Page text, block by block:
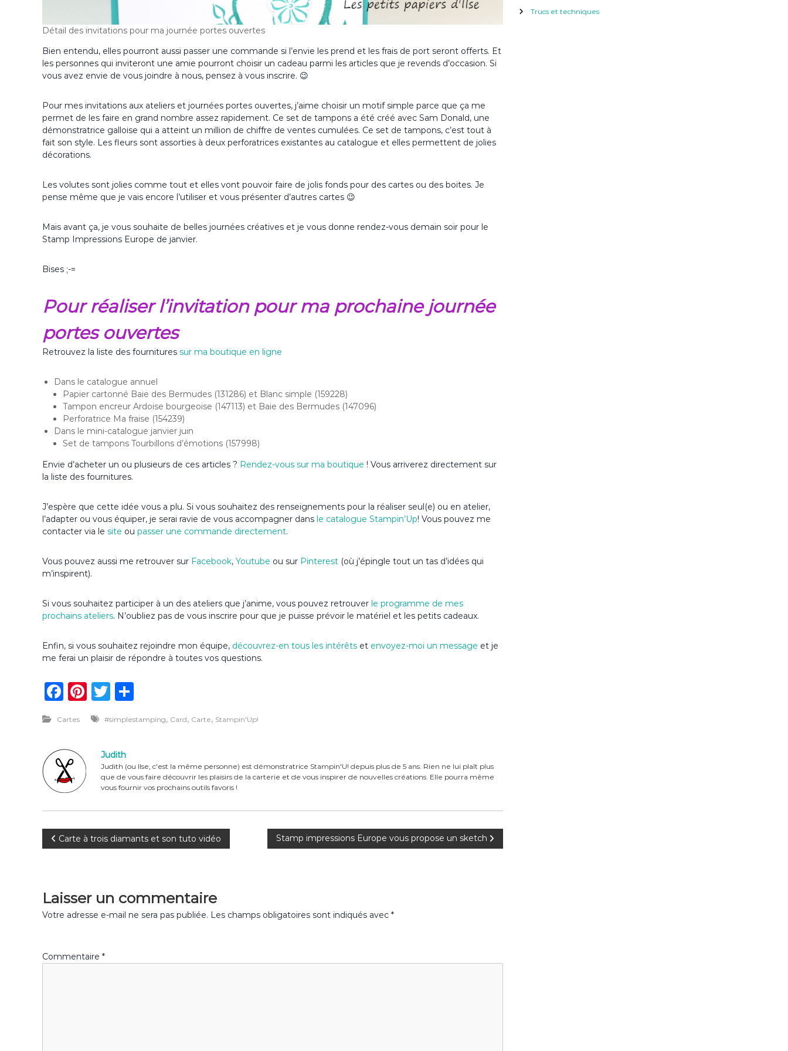
Détail des invitations pour ma journée portes ouvertes
Bien entendu, elles pourront aussi passer une commande si l’envie les prend et les frais de port seront offerts. Et
les personnes qui inviteront une amie pourront choisir un cadeau parmi les articles que je revends d’occasion. Si
vous avez envie de vous joindre à nous, pensez à vous inscrire. 😉
Pour mes invitations aux ateliers et journées portes ouvertes, j’aime choisir un motif simple parce que ça me
permet de les faire en grand nombre assez rapidement. Ce set de tampons a été créé avec Sam Donald, une
démonstratrice galloise qui a atteint un million de chiffre de ventes cumulées. Ce set de tampons, c’est tout à
fait son style. Les fleurs sont assorties à deux perforatrices existantes au catalogue et elles permettent de jolies
décorations.
Les volutes sont jolies comme tout et elles vont pouvoir faire de jolis fonds pour des cartes ou des boites. Je
pense même que je vais encore l’utiliser et vous présenter d’autres cartes 😉
Mais avant ça, je vous souhaite de belles journées créatives et je vous donne rendez-vous demain soir pour le
Stamp Impressions Europe de janvier.
Bises ;-=
Pour réaliser l’invitation pour ma prochaine journée
portes ouvertes
Retrouvez la liste des fournitures sur ma boutique en ligne
Dans le catalogue annuel
Papier cartonné Baie des Bermudes (131286) et Blanc simple (159228)
Tampon encreur Ardoise bourgeoise (147113) et Baie des Bermudes (147096)
Perforatrice Ma fraise (154239)
Dans le mini-catalogue janvier juin
Set de tampons Tourbillons d’émotions (157998)
Envie d’acheter un ou plusieurs de ces articles ? Rendez-vous sur ma boutique ! Vous arriverez directement sur
la liste des fournitures.
J’espère que cette idée vous a plu. Si vous souhaitez des renseignements pour la réaliser seul(e) ou en atelier,
l’adapter ou vous équiper, je serai ravie de vous accompagner dans le catalogue Stampin’Up! Vous pouvez me
contacter via le site ou passer une commande directement.
Vous pouvez aussi me retrouver sur Facebook, Youtube ou sur Pinterest (où j’épingle tout un tas d’idées qui
m’inspirent).
Si vous souhaitez participer à un des ateliers que j’anime, vous pouvez retrouver le programme de mes
prochains ateliers. N’oubliez pas de vous inscrire pour que je puisse prévoir le matériel et les petits cadeaux.
Enfin, si vous souhaitez rejoindre mon équipe, découvrez-en tous les intérêts et envoyez-moi un message et je
me ferai un plaisir de répondre à toutes vos questions.
F
c
e
b
o
k
Pi
n
te
re
st
T
it
te
r
ta
er
Cartes #simplestamping, Card, Carte, Stampin'Up!
Judith
Judith (ou Ilse, c'est la même personne) est démonstratrice Stampin'U! depuis plus de 5 ans. Rien ne lui plaît plus
que de vous faire découvrir les plaisirs de la carterie et de vous inspirer de nouvelles créations. Elle pourra même
vous fournir vos prochains outils favoris !
N
v
i
Carte à trois diamants et son tuto vidéo Stamp impressions Europe vous propose un sketch
Laisser un commentaire
Votre adresse e-mail ne sera pas publiée. Les champs obligatoires sont indiqués avec *
Commentaire *
Trucs et techniques